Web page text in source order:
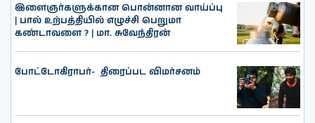
இளைஞர்களுக்கான பொன்னான வாய்ப்பு
| பால் உற்பத்தியில் எழுச்சி பெறுமா
கண்டாவளை ? | மா. சுவேந்திரன்
போட்டோகிராபர்- ‌ திரைப்பட விமர்சனம்